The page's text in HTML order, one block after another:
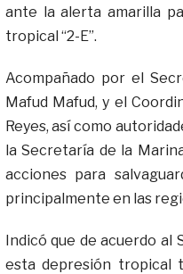
ante la alerta amarilla
tropical “2-E”.
Acompañado por el
Mafud Mafud, y el
Reyes, así como
la Secretaría de la
acciones para
principalmente en las
Indicó que de acuerdo al
esta depresión tropical